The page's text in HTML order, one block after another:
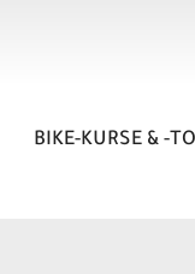
BIKE-KURSE & -